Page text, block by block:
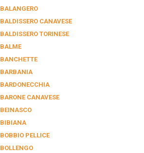
BALANGERO
BALDISSERO CANAVESE
BALDISSERO TORINESE
BALME
BANCHETTE
BARBANIA
BARDONECCHIA
BARONE CANAVESE
BEINASCO
BIBIANA
BOBBIO PELLICE
BOLLENGO